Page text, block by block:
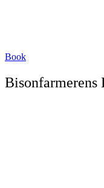
Book
Bisonfarmerens